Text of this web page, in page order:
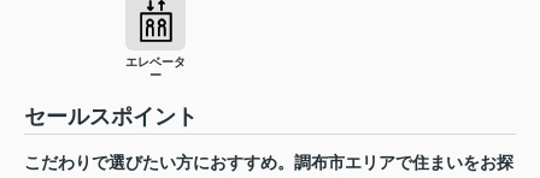
エレベータ
ー
セールスポイント
こだわりで選びたい方におすすめ。調布市エリアで住まいをお探